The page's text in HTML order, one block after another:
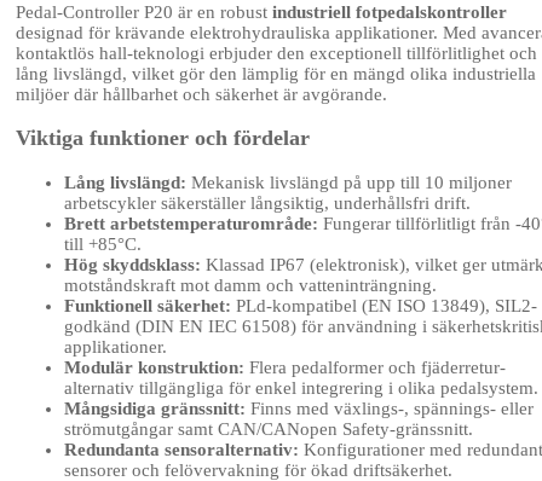
Pedal-Controller P20 är en robust industriell fotpedalskontroller
designad för krävande elektrohydrauliska applikationer. Med
kontaktlös hall-teknologi erbjuder den exceptionell tillförlitlighet och
lång livslängd, vilket gör den lämplig för en mängd olika industriella
miljöer där hållbarhet och säkerhet är avgörande.
Viktiga funktioner och fördelar
Lång livslängd: Mekanisk livslängd på upp till 10 miljoner
arbetscykler säkerställer långsiktig, underhållsfri drift.
Brett arbetstemperaturområde: Fungerar tillförlitligt från -
till +85°C.
Hög skyddsklass: Klassad IP67 (elektronisk), vilket ger
motståndskraft mot damm och vatteninträngning.
Funktionell säkerhet: PLd-kompatibel (EN ISO 13849), SIL2-
godkänd (DIN EN IEC 61508) för användning i
applikationer.
Modulär konstruktion: Flera pedalformer och fjäderretur-
alternativ tillgängliga för enkel integrering i olika pedalsystem.
Mångsidiga gränssnitt: Finns med växlings-, spännings- eller
strömutgångar samt CAN/CANopen Safety-gränssnitt.
Redundanta sensoralternativ: Konfigurationer med
sensorer och felövervakning för ökad driftsäkerhet.